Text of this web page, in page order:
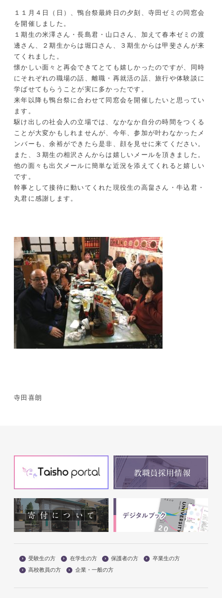
１１月４日（日）、鴨台祭最終日の夕刻、寺田ゼミの同窓会
を開催しました。
１期生の米澤さん・長島君・山口さん、加えて春本ゼミの渡
邊さん、２期生からは堀口さん、３期生からは甲斐さんが来
てくれました。
懐かしい面々と再会できてとても嬉しかったのですが、同時
にそれぞれの職場の話、離職・再就活の話、旅行や体験談に
学ばせてもらうことが実に多かったです。
来年以降も鴨台祭に合わせて同窓会を開催したいと思ってい
ます。
駆け出しの社会人の立場では、なかなか自分の時間をつくる
ことが大変かもしれませんが、今年、参加が叶わなかったメ
ンバーも、余裕ができたら是非、顔を見せに来てください。
また、３期生の相沢さんからは嬉しいメールを頂きました。
他の面々も出欠メールに簡単な近況を添えてくれると嬉しい
です。
幹事として接待に動いてくれた現役生の高畠さん・牛込君・
丸君に感謝します。
寺田喜朗
受験生の方 在学生の方 保護者の方
卒業生の方
高校教員の方
企業・一般の方